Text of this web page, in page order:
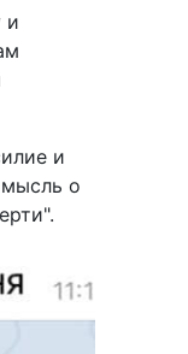
и
и
мысль о